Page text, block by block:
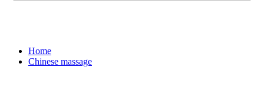
Home
Chinese massage